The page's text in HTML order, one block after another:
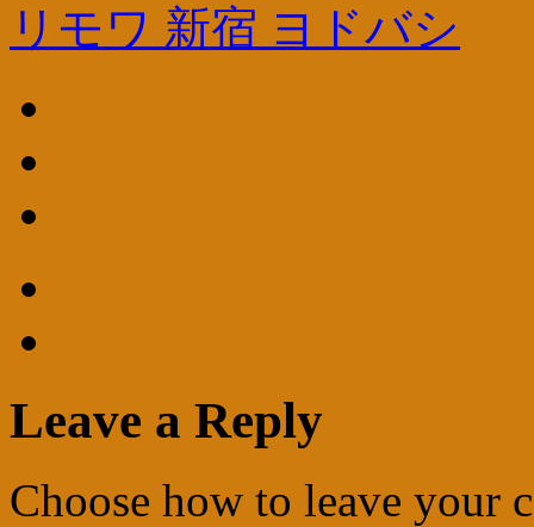
リモワ 新宿 ヨドバシ
Leave a Reply
Choose how to leave your